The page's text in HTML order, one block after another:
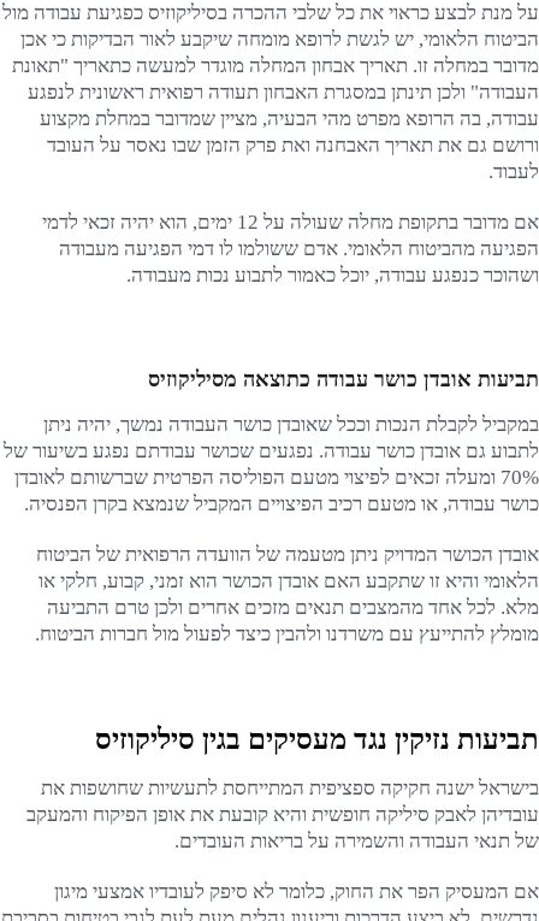
על מנת לבצע כראוי את כל שלבי ההכרה בסיליקוזיס כפגיעת עבודה מול
הביטוח הלאומי, יש לגשת לרופא מומחה שיקבע לאור הבדיקות כי אכן
מדובר במחלה זו. תאריך אבחון המחלה מוגדר למעשה כתאריך "תאונת
העבודה" ולכן תינתן במסגרת האבחון תעודה רפואית ראשונית לנפגע
עבודה, בה הרופא מפרט מהי הבעיה, מציין שמדובר במחלת מקצוע
ורושם גם את תאריך האבחנה ואת פרק הזמן שבו נאסר על העובד
לעבוד.
אם מדובר בתקופת מחלה שעולה על 12 ימים, הוא יהיה זכאי לדמי
הפגיעה מהביטוח הלאומי. אדם ששולמו לו דמי הפגיעה מעבודה
ושהוכר כנפגע עבודה, יוכל כאמור לתבוע נכות מעבודה.
תביעות אובדן כושר עבודה כתוצאה מסיליקוזיס
במקביל לקבלת הנכות וככל שאובדן כושר העבודה נמשך, יהיה ניתן
לתבוע גם אובדן כושר עבודה. נפגעים שכושר עבודתם נפגע בשיעור של
70% ומעלה זכאים לפיצוי מטעם הפוליסה הפרטית שברשותם לאובדן
כושר עבודה, או מטעם רכיב הפיצויים המקביל שנמצא בקרן הפנסיה.
אובדן הכושר המדויק ניתן מטעמה של הוועדה הרפואית של הביטוח
הלאומי והיא זו שתקבע האם אובדן הכושר הוא זמני, קבוע, חלקי או
מלא. לכל אחד מהמצבים תנאים מזכים אחרים ולכן טרם התביעה
מומלץ להתייעץ עם משרדנו ולהבין כיצד לפעול מול חברות הביטוח.
תביעות נזיקין נגד מעסיקים בגין סיליקוזיס
בישראל ישנה חקיקה ספציפית המתייחסת לתעשיות שחושפות את
עובדיהן לאבק סיליקה חופשית והיא קובעת את אופן הפיקוח והמעקב
של תנאי העבודה והשמירה על בריאות העובדים.
אם המעסיק הפר את החוק, כלומר לא סיפק לעובדיו אמצעי מיגון